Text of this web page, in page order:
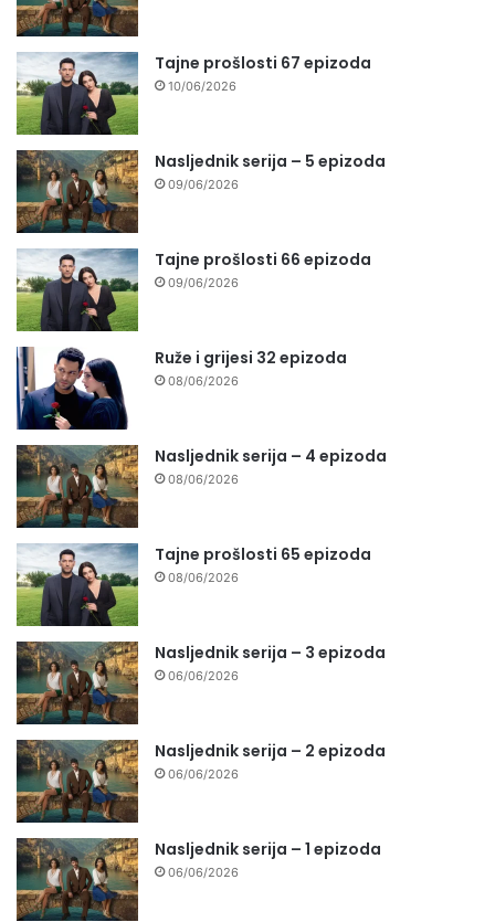
Tajne prošlosti 67 epizoda
10/06/2026
Nasljednik serija – 5 epizoda
09/06/2026
Tajne prošlosti 66 epizoda
09/06/2026
Ruže i grijesi 32 epizoda
08/06/2026
Nasljednik serija – 4 epizoda
08/06/2026
Tajne prošlosti 65 epizoda
08/06/2026
Nasljednik serija – 3 epizoda
06/06/2026
Nasljednik serija – 2 epizoda
06/06/2026
Nasljednik serija – 1 epizoda
06/06/2026